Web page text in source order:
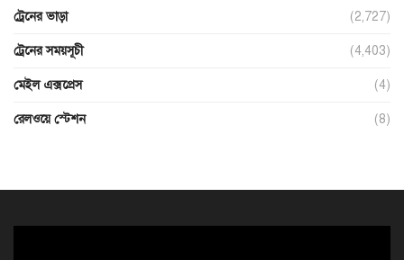
ট্রেনের ভাড়া (2,727)
ট্রেনের সময়সূচী (4,403)
মেইল এক্সপ্রেস (4)
রেলওয়ে স্টেশন (8)